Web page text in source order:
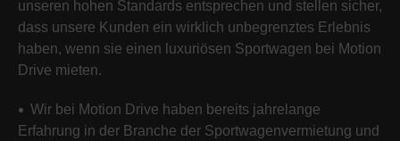
unseren hohen Standards entsprechen und stellen sicher,
dass unsere Kunden ein wirklich unbegrenztes Erlebnis
haben, wenn sie einen luxuriösen Sportwagen bei Motion
Drive mieten.
Wir bei Motion Drive haben bereits jahrelange
Erfahrung in der Branche der Sportwagenvermietung und